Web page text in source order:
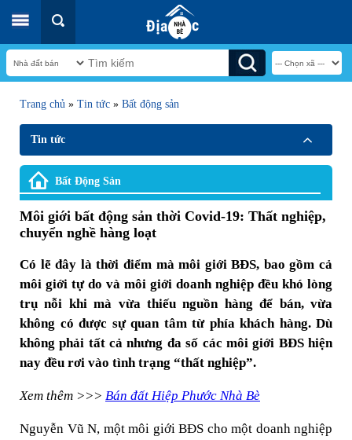
Trang chủ » Tin tức » Bất động sản
Tin tức
Bất Động Sản
Môi giới bất động sản thời Covid-19: Thất nghiệp,
chuyển nghề hàng loạt
Có lẽ đây là thời điểm mà môi giới BĐS, bao gồm cả
môi giới tự do và môi giới doanh nghiệp đều khó lòng
trụ nỗi khi mà vừa thiếu nguồn hàng để bán, vừa
không có được sự quan tâm từ phía khách hàng. Dù
không phải tất cả nhưng đa số các môi giới BĐS hiện
nay đều rơi vào tình trạng “thất nghiệp”.
Xem thêm >>> Bán đất Hiệp Phước Nhà Bè
Nguyễn Vũ N, một môi giới BĐS cho một doanh nghiệp